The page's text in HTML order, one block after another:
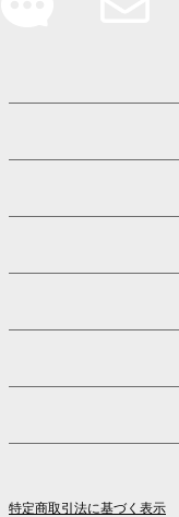
特定商取引法に基づく表示